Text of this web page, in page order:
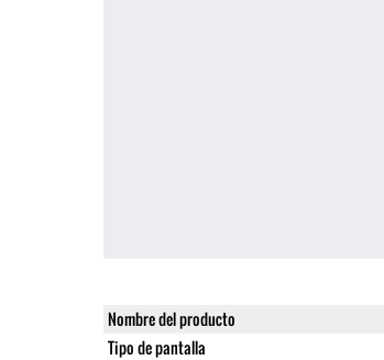
Nombre del producto
Tipo de pantalla